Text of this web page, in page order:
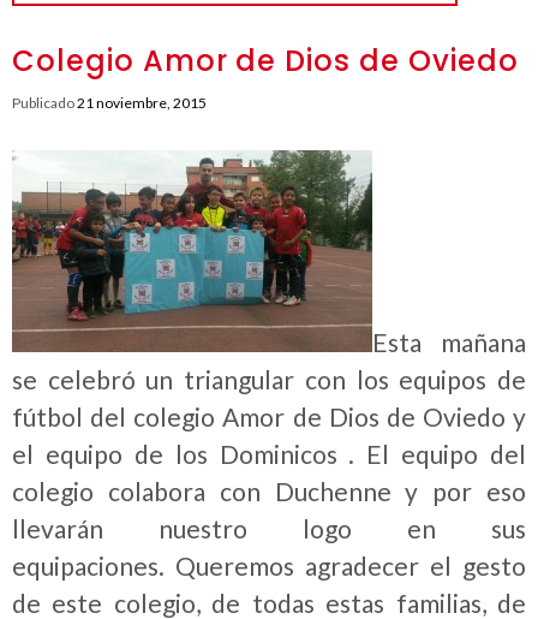
Colegio Amor de Dios de Oviedo
Publicado21 noviembre, 2015
Esta mañana
se celebró un triangular con los equipos de
fútbol del colegio Amor de Dios de Oviedo y
el equipo de los Dominicos . El equipo del
colegio colabora con Duchenne y por eso
llevarán nuestro logo en sus
equipaciones. Queremos agradecer el gesto
de este colegio, de todas estas familias, de